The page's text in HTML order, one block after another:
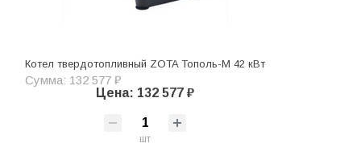
Котел твердотопливный ZOTA Тополь-М 42 кВт
Сумма: 132 577 ₽
Цена: 132 577 ₽
шт